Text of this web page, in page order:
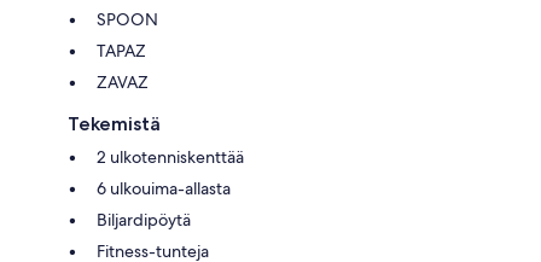
SPOON
TAPAZ
ZAVAZ
Tekemistä
2 ulkotenniskenttää
6 ulkouima-allasta
Biljardipöytä
Fitness-tunteja